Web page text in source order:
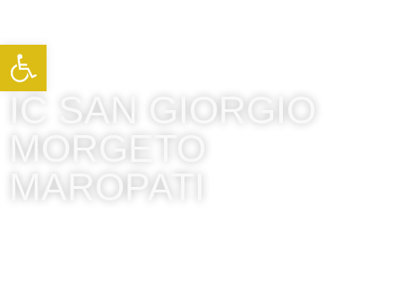
IC SAN GIORGIO
MORGETO
MAROPATI
Apri la barra degli strumenti